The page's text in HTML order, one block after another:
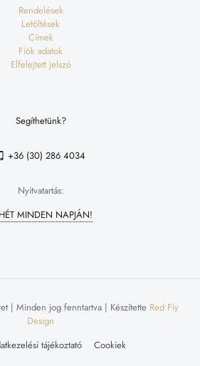
Rendelések
Letöltések
Címek
Fiók adatok
Elfelejtett jelszó
Segíthetünk?
+36 (30) 286 4034
Nyitvatartás:
MINDEN NAPJÁN!
| Minden jog fenntartva | Készítette Red Fly
Design
tájékoztató Cookiek